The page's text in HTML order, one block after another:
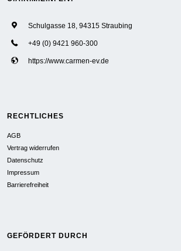
Schulgasse 18, 94315 Straubing
+49 (0) 9421 960-300
https://www.carmen-ev.de
RECHTLICHES
AGB
Vertrag widerrufen
Datenschutz
Impressum
Barrierefreiheit
GEFÖRDERT DURCH